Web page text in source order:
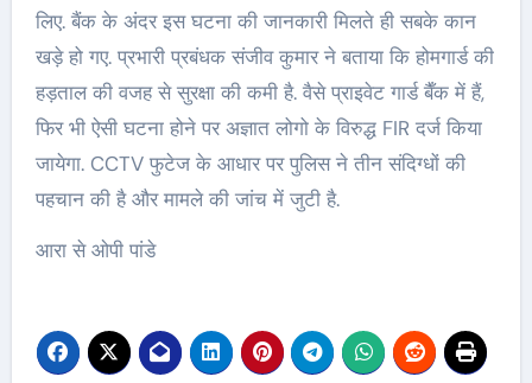
लिए. बैंक के अंदर इस घटना की जानकारी मिलते ही सबके कान
खड़े हो गए. प्रभारी प्रबंधक संजीव कुमार ने बताया कि होमगार्ड की
हड़ताल की वजह से सुरक्षा की कमी है. वैसे प्राइवेट गार्ड बैँक में हैं,
फिर भी ऐसी घटना होने पर अज्ञात लोगो के विरुद्ध FIR दर्ज किया
जायेगा. CCTV फुटेज के आधार पर पुलिस ने तीन संदिग्धों की
पहचान की है और मामले की जांच में जुटी है.
आरा से ओपी पांडे